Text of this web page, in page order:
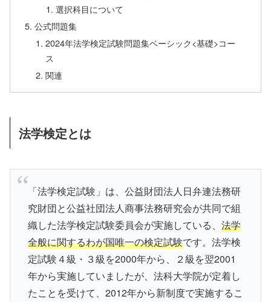
選択科目について
公式問題集
2024年法学検定試験問題集ベーシック<基礎>コー
ス
関連
法学検定とは
「法学検定試験」は、公益財団法人日弁連法務研
究財団と公益社団法人商事法務研究会が共同で組
織した法学検定試験委員会が実施している、 法学
全般に関するわが国唯一の検定試験です。法学検
定試験４級・３級を2000年から、２級を翌2001
年から実施していましたが、法科大学院が定着し
たことを受けて、2012年から新制度で実施するこ